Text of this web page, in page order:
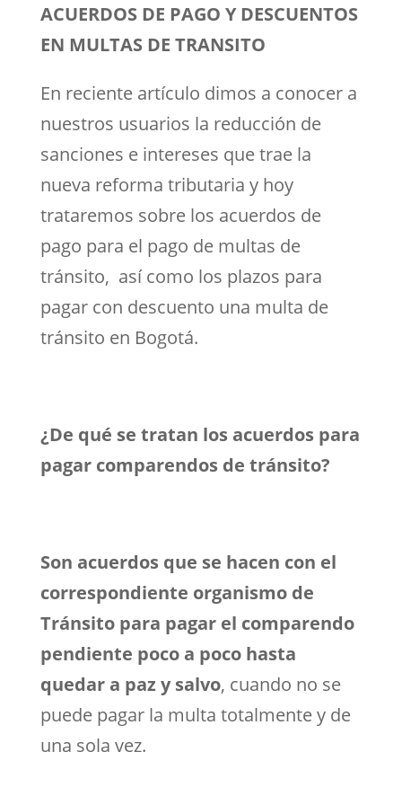
ACUERDOS DE PAGO Y DESCUENTOS
EN MULTAS DE TRANSITO
En reciente artículo dimos a conocer a
nuestros usuarios la reducción de
sanciones e intereses que trae la
nueva reforma tributaria y hoy
trataremos sobre los acuerdos de
pago para el pago de multas de
tránsito, así como los plazos para
pagar con descuento una multa de
tránsito en Bogotá.
¿De qué se tratan los acuerdos para
pagar comparendos de tránsito?
Son acuerdos que se hacen con el
correspondiente organismo de
Tránsito para pagar el comparendo
pendiente poco a poco hasta
quedar a paz y salvo, cuando no se
puede pagar la multa totalmente y de
una sola vez.